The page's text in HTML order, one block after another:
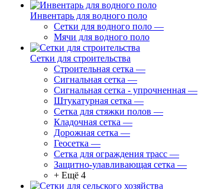
Инвентарь для водного поло
Сетки для водного поло —
Мячи для водного поло
Сетки для строительства
Строительная сетка —
Сигнальная сетка —
Сигнальная сетка - упрочненная —
Штукатурная сетка —
Сетка для стяжки полов —
Кладочная сетка —
Дорожная сетка —
Геосетка —
Сетка для ограждения трасс —
Защитно-улавливающая сетка —
+ Ещё 4